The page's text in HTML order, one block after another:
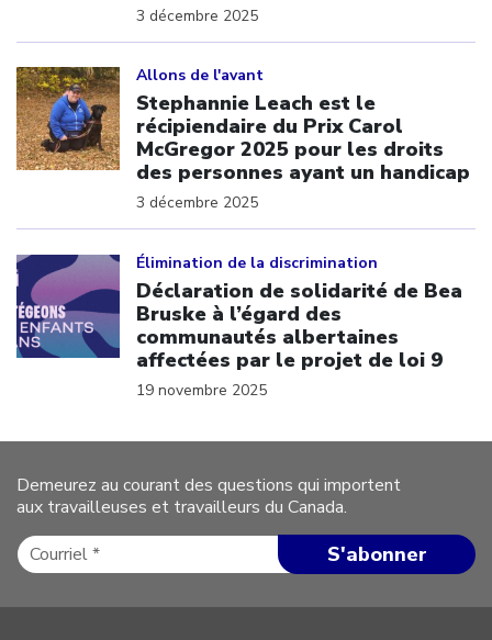
3 décembre 2025
Allons de l'avant
Stephannie Leach est le
récipiendaire du Prix Carol
McGregor 2025 pour les droits
des personnes ayant un handicap
3 décembre 2025
Élimination de la discrimination
Déclaration de solidarité de Bea
Bruske à l’égard des
communautés albertaines
affectées par le projet de loi 9
19 novembre 2025
Demeurez au courant des questions qui importent
aux travailleuses et travailleurs du Canada.